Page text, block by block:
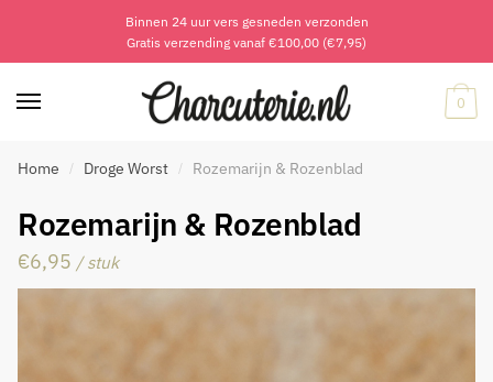
navigation
content
Binnen 24 uur vers gesneden verzonden
Gratis verzending vanaf €100,00 (€7,95)
0
Home / Droge Worst / Rozemarijn & Rozenblad
Rozemarijn & Rozenblad
€6,95 / stuk